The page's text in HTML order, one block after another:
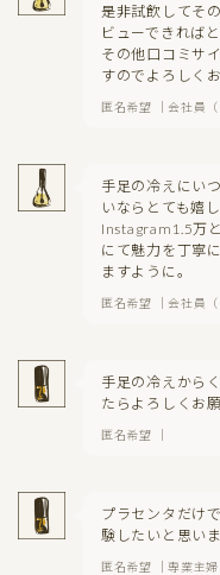
是非試飲してそ
ビューできれば
その他口コミサ
すのでよろしく
匿名希望 ｜会社員
手足の冷えにい
いならとても嬉
Instagram1.5万
にて魅力を丁寧
ますように。
匿名希望 ｜会社員
手足の冷えから
たらよろしくお
匿名希望 ｜
プラセンタだけ
験したいと思いま
匿名希望 ｜専業主婦